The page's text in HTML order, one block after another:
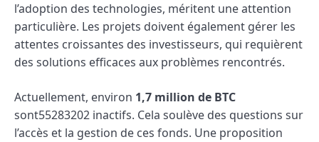
l’adoption des technologies, méritent une attention
particulière. Les projets doivent également gérer les
attentes croissantes des investisseurs, qui requièrent
des solutions efficaces aux problèmes rencontrés.
Actuellement, environ 1,7 million de BTC
sont55283202 inactifs. Cela soulève des questions sur
l’accès et la gestion de ces fonds. Une proposition